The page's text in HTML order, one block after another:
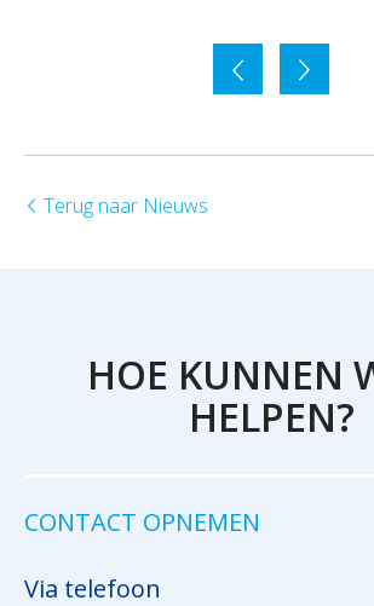
Terug naar Nieuws
HOE KUNNEN
HELPEN?
CONTACT OPNEMEN
Via telefoon